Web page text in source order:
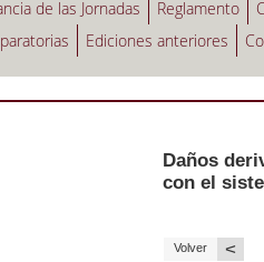
de las Jornadas Reglamento
Ediciones anteriores
Daños
con el
Volver <